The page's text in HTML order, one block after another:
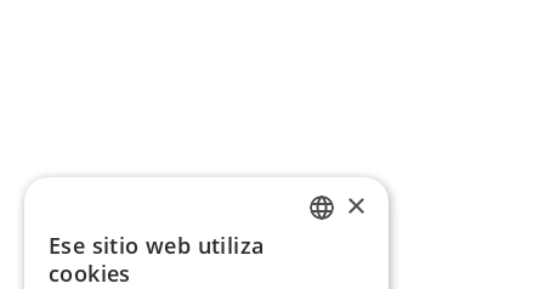
×
Ese sitio web utiliza
cookies